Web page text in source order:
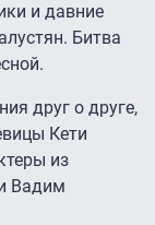
и давние
Битва
друг о друге,
Кети
из
Вадим